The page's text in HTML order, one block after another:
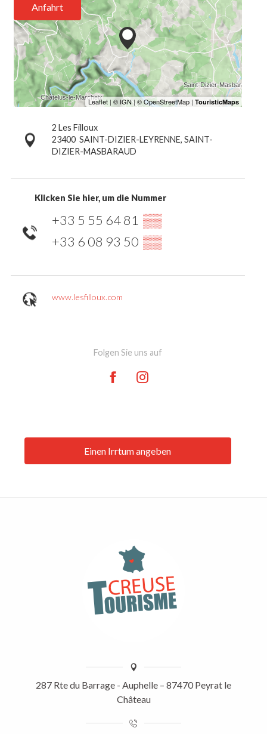
Anfahrt
2 Les Filloux
23400 SAINT-DIZIER-LEYRENNE, SAINT-
DIZIER-MASBARAUD
Klicken Sie hier, um die Nummer
+33 5 55 64 81 ▒▒
+33 6 08 93 50 ▒▒
www.lesfilloux.com
Folgen Sie uns auf
Einen Irrtum angeben
287 Rte du Barrage - Auphelle – 87470 Peyrat le
Château